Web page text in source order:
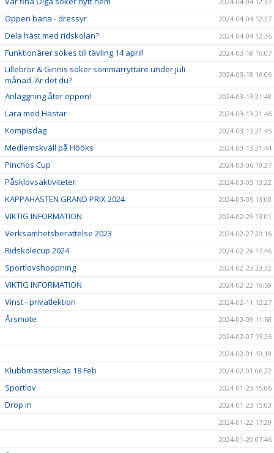
Öppen bana - dressyr 2024-04-04 12:37
Dela häst med ridskolan? 2024-04-04 12:36
Funktionärer sökes till tävling 14 april! 2024-03-18 16:07
Lillebror & Ginnis söker sommarryttare under juli
månad. Är det du?
2024-03-18 16:06
Anläggning åter öppen! 2024-03-13 21:48
Lära med Hästar 2024-03-13 21:46
Kompisdag 2024-03-13 21:45
Medlemskväll på Hööks 2024-03-13 21:44
Pinchos Cup 2024-03-06 19:37
Påsklovsaktiviteter 2024-03-05 13:22
KÄPPAHÄSTEN GRAND PRIX 2024 2024-03-05 13:00
VIKTIG INFORMATION 2024-02-29 13:01
Verksamhetsberättelse 2023 2024-02-27 20:16
Ridskolecup 2024 2024-02-26 17:46
Sportlovshoppning 2024-02-23 23:32
VIKTIG INFORMATION 2024-02-22 16:59
Vinst - privatlektion 2024-02-11 12:27
Årsmöte
2024-02-09 11:58
2024-02-07 15:26
2024-02-01 10:19
Klubbmästerskap 18 Feb 2024-02-01 06:22
Sportlov 2024-01-23 15:06
Drop in
2024-01-23 15:03
2024-01-22 17:29
2024-01-20 07:46